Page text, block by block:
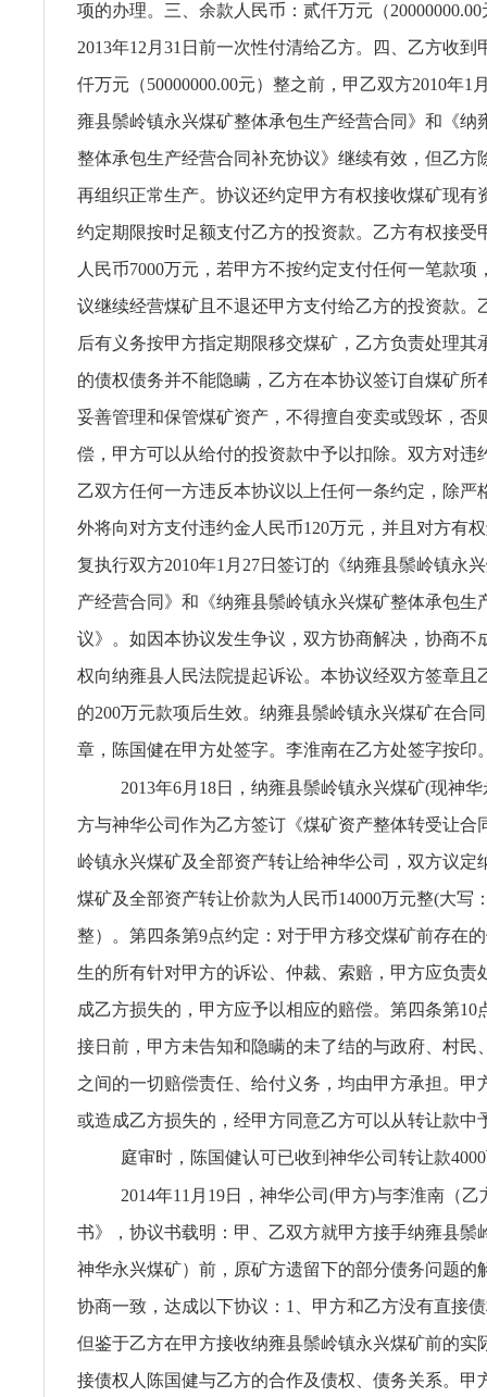
项的办理。三、余款人民币：贰仟万元（
2013年12月31日前一次性付清给乙方。四、乙方收到
仟万元（50000000.00元）整之前，甲乙双方2010年1
雍县鬃岭镇永兴煤矿整体承包生产经营合同》和《纳
整体承包生产经营合同补充协议》继续有效，但乙方
再组织正常生产。协议还约定甲方有权接收煤矿现有
约定期限按时足额支付乙方的投资款。乙方有权接受
人民币7000万元，若甲方不按约定支付任何一笔款项
议继续经营煤矿且不退还甲方支付给乙方的投资款。
后有义务按甲方指定期限移交煤矿，乙方负责处理其
的债权债务并不能隐瞒，乙方在本协议签订自煤矿所
妥善管理和保管煤矿资产，不得擅自变卖或毁坏，否
偿，甲方可以从给付的投资款中予以扣除。双方对违
乙双方任何一方违反本协议以上任何一条约定，除严
外将向对方支付违约金人民币120万元，并且对方有
复执行双方2010年1月27日签订的《纳雍县鬃岭镇永
产经营合同》和《纳雍县鬃岭镇永兴煤矿整体承包生
议》。如因本协议发生争议，双方协商解决，协商不
权向纳雍县人民法院提起诉讼。本协议经双方签章且
的200万元款项后生效。纳雍县鬃岭镇永兴煤矿在合
章，陈国健在甲方处签字。李淮南在乙方处签字按印
2013年6月18日，纳雍县鬃岭镇永兴煤矿(现神
方与神华公司作为乙方签订《煤矿资产整体转受让合
岭镇永兴煤矿及全部资产转让给神华公司，双方议定
煤矿及全部资产转让价款为人民币14000万元整(大写
整）。第四条第9点约定：对于甲方移交煤矿前存在
生的所有针对甲方的诉讼、仲裁、索赔，甲方应负责
成乙方损失的，甲方应予以相应的赔偿。第四条第10
接日前，甲方未告知和隐瞒的未了结的与政府、村民
之间的一切赔偿责任、给付义务，均由甲方承担。甲
或造成乙方损失的，经甲方同意乙方可以从转让款中
庭审时，陈国健认可已收到神华公司转让款
2014年11月19日，神华公司(甲方)与李淮南（
书》，协议书载明：甲、乙双方就甲方接手纳雍县鬃
神华永兴煤矿）前，原矿方遗留下的部分债务问题的
协商一致，达成以下协议：1、甲方和乙方没有直接
但鉴于乙方在甲方接收纳雍县鬃岭镇永兴煤矿前的实
接债权人陈国健与乙方的合作及债权、债务关系。甲